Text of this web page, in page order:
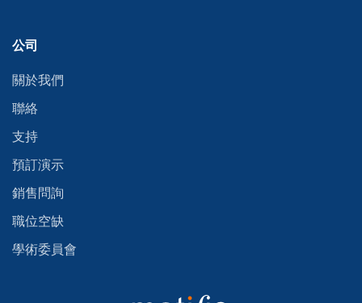
公司
關於我們
聯絡
支持
預訂演示
銷售問詢
職位空缺
學術委員會